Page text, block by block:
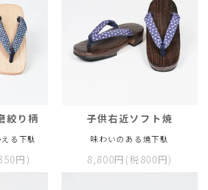
絞り柄
る下駄
円)
子供右近ソフト焼
味わいのある焼下駄
8,800円(税800円)